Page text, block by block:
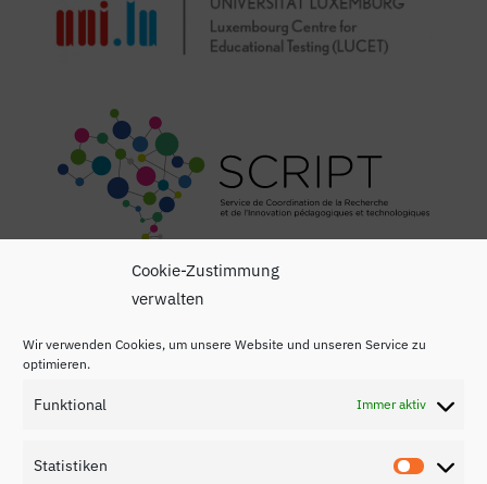
Cookie-Zustimmung
verwalten
Wir verwenden Cookies, um unsere Website und unseren Service zu
optimieren.
Funktional Immer aktiv
Statistiken
Datenschutzerklärung